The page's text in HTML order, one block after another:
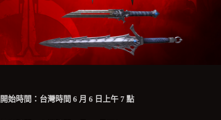
開始時間：台灣時間 6 月 6 日上午 7 點